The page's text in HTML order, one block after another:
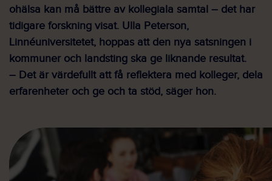
ohälsa kan må bättre av kollegiala samtal – det har
tidigare forskning visat. Ulla Peterson,
Linnéuniversitetet, hoppas att den nya satsningen i
kommuner och landsting ska ge liknande resultat.
– Det är värdefullt att få reflektera med kolleger, dela
erfarenheter och ge och ta stöd, säger hon.